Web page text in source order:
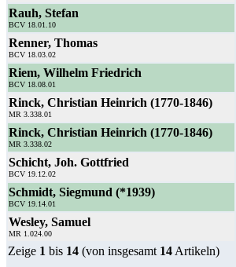
Rauh, Stefan
BCV 18.01.10
Renner, Thomas
BCV 18.03.02
Riem, Wilhelm Friedrich
BCV 18.08.01
Rinck, Christian Heinrich (1770-1846)
MR 3.338.01
Rinck, Christian Heinrich (1770-1846)
MR 3.338.02
Schicht, Joh. Gottfried
BCV 19.12.02
Schmidt, Siegmund (*1939)
BCV 19.14.01
Wesley, Samuel
MR 1.024.00
Zeige 1 bis 14 (von insgesamt 14 Artikeln)